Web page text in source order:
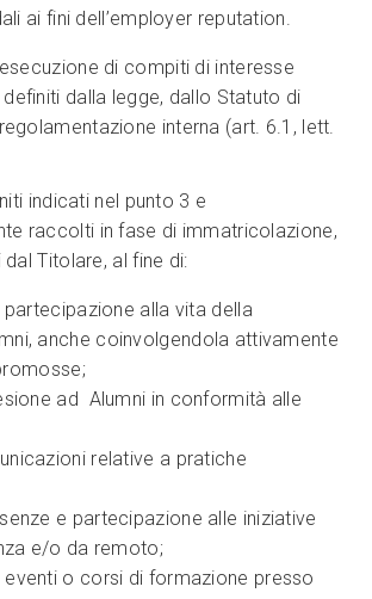
ai fini dell’employer reputation.
esecuzione di compiti di interesse
dalla legge, dallo Statuto di
interna (art. 6.1, lett.
indicati nel punto 3 e
raccolti in fase di immatricolazione,
Titolare, al fine di:
partecipazione alla vita della
anche coinvolgendola attivamente
ad Alumni in conformità alle
relative a pratiche
e partecipazione alle iniziative
e/o da remoto;
eventi o corsi di formazione presso